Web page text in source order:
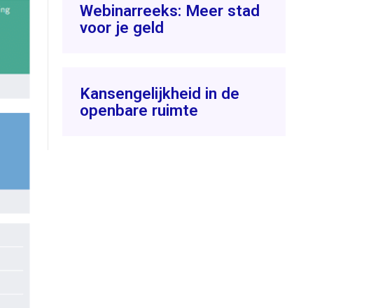
Webinarreeks: Meer stad
voor je geld
Kansengelijkheid in de
openbare ruimte